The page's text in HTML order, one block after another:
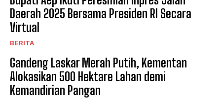
Daerah 2025 Bersama Presiden RI Secara
Virtual
BERITA
Gandeng Laskar Merah Putih, Kementan
Alokasikan 500 Hektare Lahan demi
Kemandirian Pangan ​